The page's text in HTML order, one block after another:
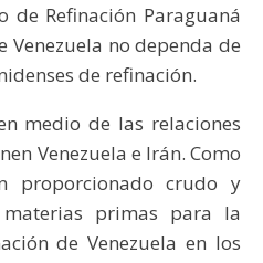
de Refinación Paraguaná
Venezuela no dependa de
de refinación.
medio de las relaciones
Venezuela e Irán. Como
proporcionado crudo y
primas para la
de Venezuela en los